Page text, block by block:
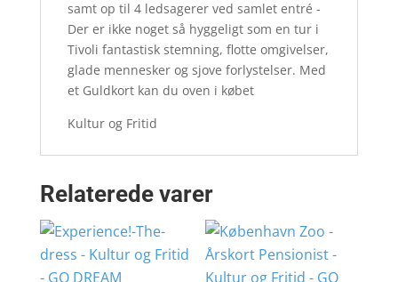
samt op til 4 ledsagerer ved samlet entré -
Der er ikke noget så hyggeligt som en tur i
Tivoli fantastisk stemning, flotte omgivelser,
glade mennesker og sjove forlystelser. Med
et Guldkort kan du oven i købet
Kultur og Fritid
Relaterede varer